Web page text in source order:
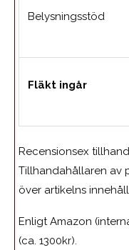
Belysningsstöd
Fläkt ingår
Recensionsex
Tillhandahållaren av
över artikelns innehåll.
Enligt Amazon
(ca. 1300kr).